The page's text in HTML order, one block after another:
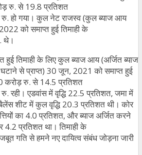
रु. से 19.8 प्रतिशत
हो गया। कुल नेट राजस्व (कुल ब्याज आय
को समाप्त हुई तिमाही के
थे।
तिमाही के लिए कुल ब्याज आय (अर्जित ब्याज
घटाने से प्राप्त) 30 जून, 2021 को समाप्त हुई
करोड़ रु. से 14.5 प्रतिशत
रही। एडवांस में वृद्धि 22.5 प्रतिशत, जमा में
शीट में कुल वृद्धि 20.3 प्रतिशत थी। कोर
का 4.0 प्रतिशत, और ब्याज अर्जित करने
4.2 प्रतिशत था। तिमाही के
गति से हमने नए दायित्व संबंध जोड़ना जारी